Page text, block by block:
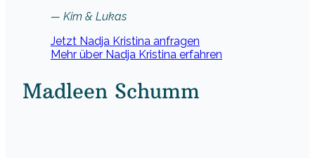
— Kim & Lukas
Jetzt Nadja Kristina anfragen
Mehr über Nadja Kristina erfahren
Madleen Schumm